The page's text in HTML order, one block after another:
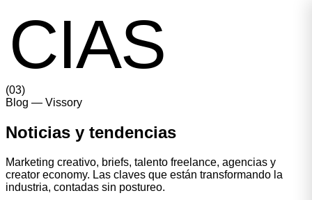
(03)
Blog — Vissory
Noticias y tendencias
Marketing creativo, briefs, talento freelance, agencias y
creator economy. Las claves que están transformando la
industria, contadas sin postureo.